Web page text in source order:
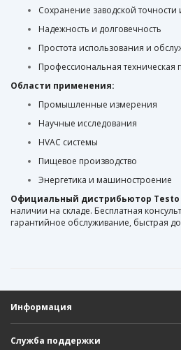
Сохранение заводской
Надежность и долговечность
Простота использования и
Профессиональная техническая
Области применения:
Промышленные измерения
Научные исследования
HVAC системы
Пищевое производство
Энергетика и машиностроение
Официальный дистрибьютор Testo
наличии на складе. Бесплатная
гарантийное обслуживание, быстрая
Информация
Служба поддержки